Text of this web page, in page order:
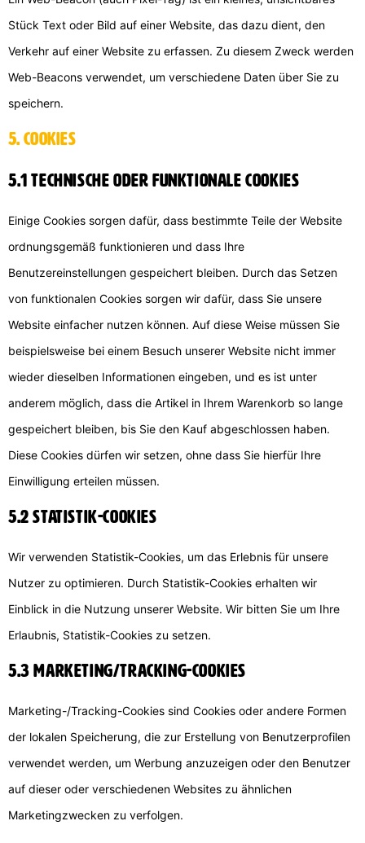
Stück Text oder Bild auf einer Website, das dazu dient, den
Verkehr auf einer Website zu erfassen. Zu diesem Zweck werden
Web-Beacons verwendet, um verschiedene Daten über Sie zu
speichern.
5. Cookies
5.1 Technische oder funktionale Cookies
Einige Cookies sorgen dafür, dass bestimmte Teile der Website
ordnungsgemäß funktionieren und dass Ihre
Benutzereinstellungen gespeichert bleiben. Durch das Setzen
von funktionalen Cookies sorgen wir dafür, dass Sie unsere
Website einfacher nutzen können. Auf diese Weise müssen Sie
beispielsweise bei einem Besuch unserer Website nicht immer
wieder dieselben Informationen eingeben, und es ist unter
anderem möglich, dass die Artikel in Ihrem Warenkorb so lange
gespeichert bleiben, bis Sie den Kauf abgeschlossen haben.
Diese Cookies dürfen wir setzen, ohne dass Sie hierfür Ihre
Einwilligung erteilen müssen.
5.2 Statistik-Cookies
Wir verwenden Statistik-Cookies, um das Erlebnis für unsere
Nutzer zu optimieren. Durch Statistik-Cookies erhalten wir
Einblick in die Nutzung unserer Website. Wir bitten Sie um Ihre
Erlaubnis, Statistik-Cookies zu setzen.
5.3 Marketing/Tracking-Cookies
Marketing-/Tracking-Cookies sind Cookies oder andere Formen
der lokalen Speicherung, die zur Erstellung von Benutzerprofilen
verwendet werden, um Werbung anzuzeigen oder den Benutzer
auf dieser oder verschiedenen Websites zu ähnlichen
Marketingzwecken zu verfolgen.